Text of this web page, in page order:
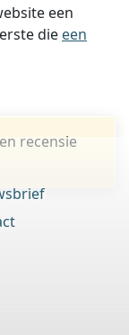
een
die een
recensie